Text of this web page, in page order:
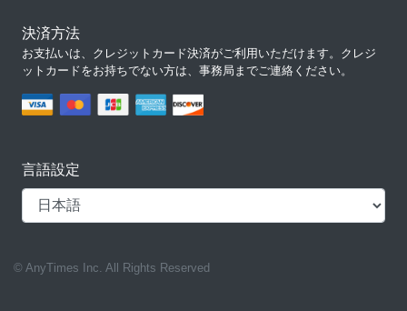
決済方法
お支払いは、クレジットカード決済がご利用いただけます。クレジ
ットカードをお持ちでない方は、事務局までご連絡ください。
言語設定
© AnyTimes Inc. All Rights Reserved